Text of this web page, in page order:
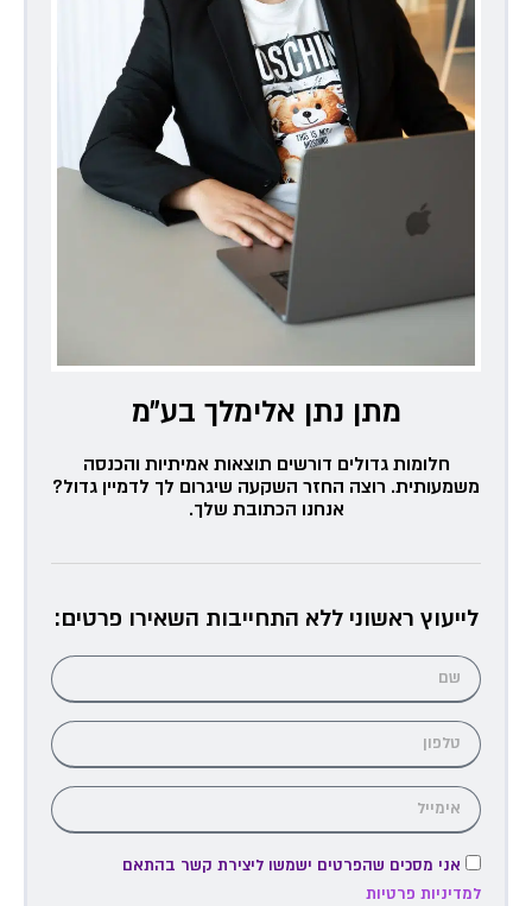
מתן נתן אלימלך בע״מ
חלומות גדולים דורשים תוצאות אמיתיות והכנסה
משמעותית. רוצה החזר השקעה שיגרום לך לדמיין גדול?
אנחנו הכתובת שלך.
לייעוץ ראשוני ללא התחייבות השאירו פרטים:
אני מסכים שהפרטים ישמשו ליצירת קשר בהתאם
למדיניות פרטיות